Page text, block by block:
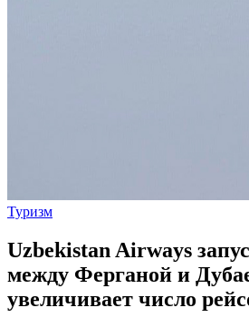
Туризм
Uzbekistan Airways
между Ферганой и
увеличивает число